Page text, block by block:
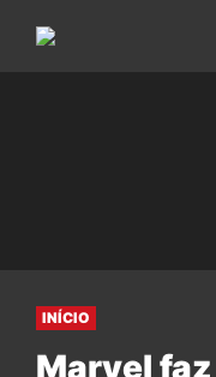
INÍCIO
Marvel